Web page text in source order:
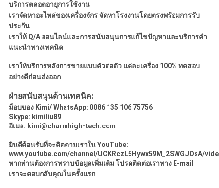
บริการตลอดอายุการใช้งาน
เราจัดหาอะไหล่ของเครื่องจักร จัดหาโรงงานโดยตรงพร้อมการรับ
ประกัน
เราให้ Q/A ออนไลน์และการสนับสนุนการแก้ไขปัญหาและบริการคำ
แนะนำทางเทคนิค
เราให้บริการหลังการขายแบบตัวต่อตัว แต่ละเครื่อง 100% ทดสอบ
อย่างดีก่อนส่งออก
ฝ่ายสนับสนุนด้านเทคนิค:
ม็อบของ Kimi/ WhatsApp: 0086 135 106 75756
Skype: kimiliu89
อีเมล: kimi@charmhigh-tech.com
ยินดีต้อนรับที่จะติดตามเราในYouTube:
www.youtube.com/channel/UCKRczL5Hywx59M_2SWGJOsA/
หากท่านต้องการทราบข้อมูลเพิ่มเติม โปรดติดต่อเราทาง E-mail
เราจะตอบกลับคุณในครั้งแรก